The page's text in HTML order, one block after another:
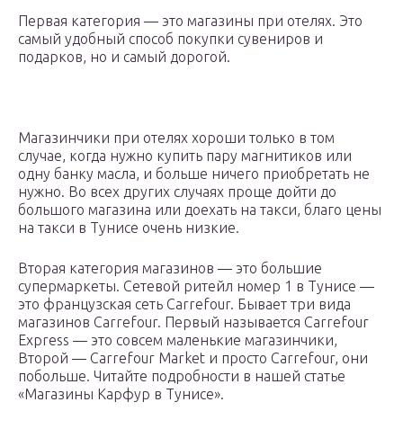
Первая категория — это магазины при отелях. Это
самый удобный способ покупки сувениров и
подарков, но и самый дорогой.
Магазинчики при отелях хороши только в том
случае, когда нужно купить пару магнитиков или
одну банку масла, и больше ничего приобретать не
нужно. Во всех других случаях проще дойти до
большого магазина или доехать на такси, благо цены
на такси в Тунисе очень низкие.
Вторая категория магазинов — это большие
супермаркеты. Сетевой ритейл номер 1 в Тунисе —
это французская сеть Carrefour. Бывает три вида
магазинов Carrefour. Первый называется Carrefour
Express — это совсем маленькие магазинчики,
Второй — Carrefour Market и просто Carrefour, они
побольше. Читайте подробности в нашей статье
«Магазины Карфур в Тунисе».